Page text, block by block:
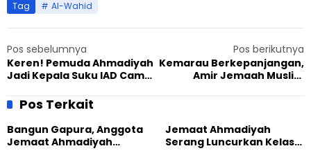
Tag Al-Wahid
Pos sebelumnya
Keren! Pemuda Ahmadiyah
Jadi Kepala Suku IAD Camp
Lintas Agama
Pos berikutnya
Kemarau Berkepanjangan,
Amir Jemaah Muslim
Istisqa di Seluruh Indonesia
Pos Terkait
Bangun Gapura, Anggota
Jemaat Ahmadiyah
Jemaat Ahmadiyah
Serang Luncurkan Kelas